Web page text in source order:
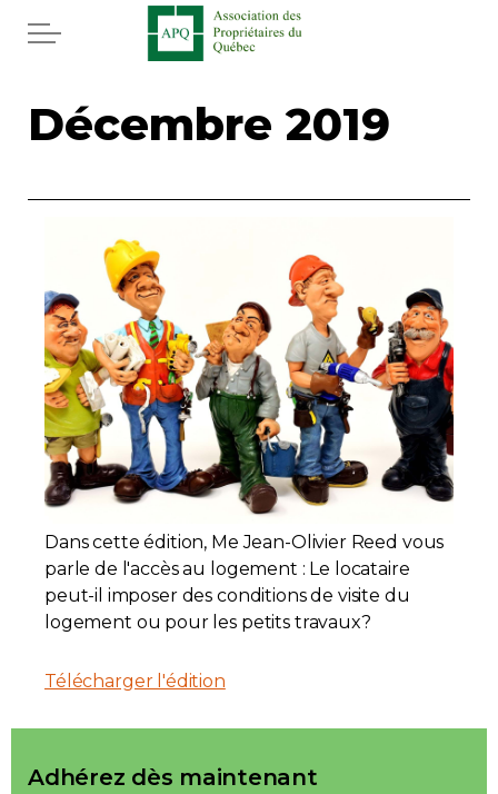
Aller au contenu principal
Rabais APQ
App APQ
Médias
FAQ
Zone Membres
Français
Contact
Adhésion
Décembre 2019
Dans cette édition, Me Jean-Olivier Reed vous
parle de l'accès au logement : Le locataire
peut-il imposer des conditions de visite du
logement ou pour les petits travaux?
Télécharger l'édition
Adhérez dès maintenant